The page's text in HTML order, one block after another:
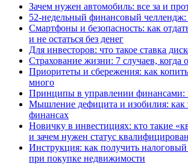
Зачем нужен автомобиль: все за и
52-недельный финансовый челлендж:
Смартфоны и безопасность: как
и не остаться без денег
Для инвесторов: что такое ставка
Страхование жизни: 7 случаев, когда
Приоритеты и сбережения: как
много
Принципы в управлении финансами:
Мышление дефицита и изобилия: как
финансах
Новичку в инвестициях: кто такие
и зачем нужен статус
Инструкция: как получить
при покупке недвижимости